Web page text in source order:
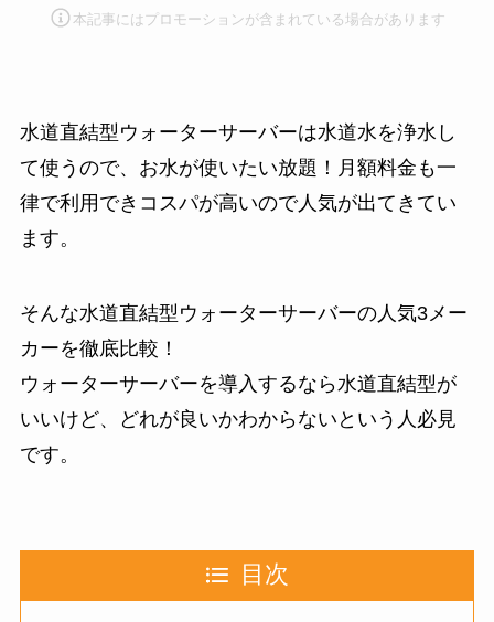
本記事にはプロモーションが含まれている場合があります
水道直結型ウォーターサーバーは水道水を浄水し
て使うので、お水が使いたい放題！月額料金も一
律で利用できコスパが高いので人気が出てきてい
ます。
そんな水道直結型ウォーターサーバーの人気3メー
カーを徹底比較！
ウォーターサーバーを導入するなら水道直結型が
いいけど、どれが良いかわからないという人必見
です。
目次